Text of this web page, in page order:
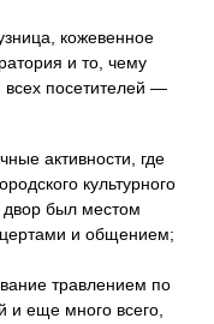
кожевенное
и то, чему
всех посетителей —
активности, где
культурного
двор был местом
и общением;
травлением по
и еще много всего,